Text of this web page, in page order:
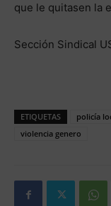
que le quitasen la
Sección Sindical
ETIQUETAS policía
violencia genero